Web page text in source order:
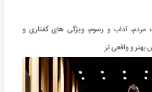
مردم، آداب و رسوم، ویژگی های گفتاری و
و واقعی تر